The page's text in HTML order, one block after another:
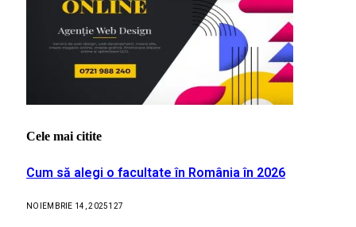
Cele mai citite
Cum să alegi o facultate în România în 2026
NOIEMBRIE 14, 2025127